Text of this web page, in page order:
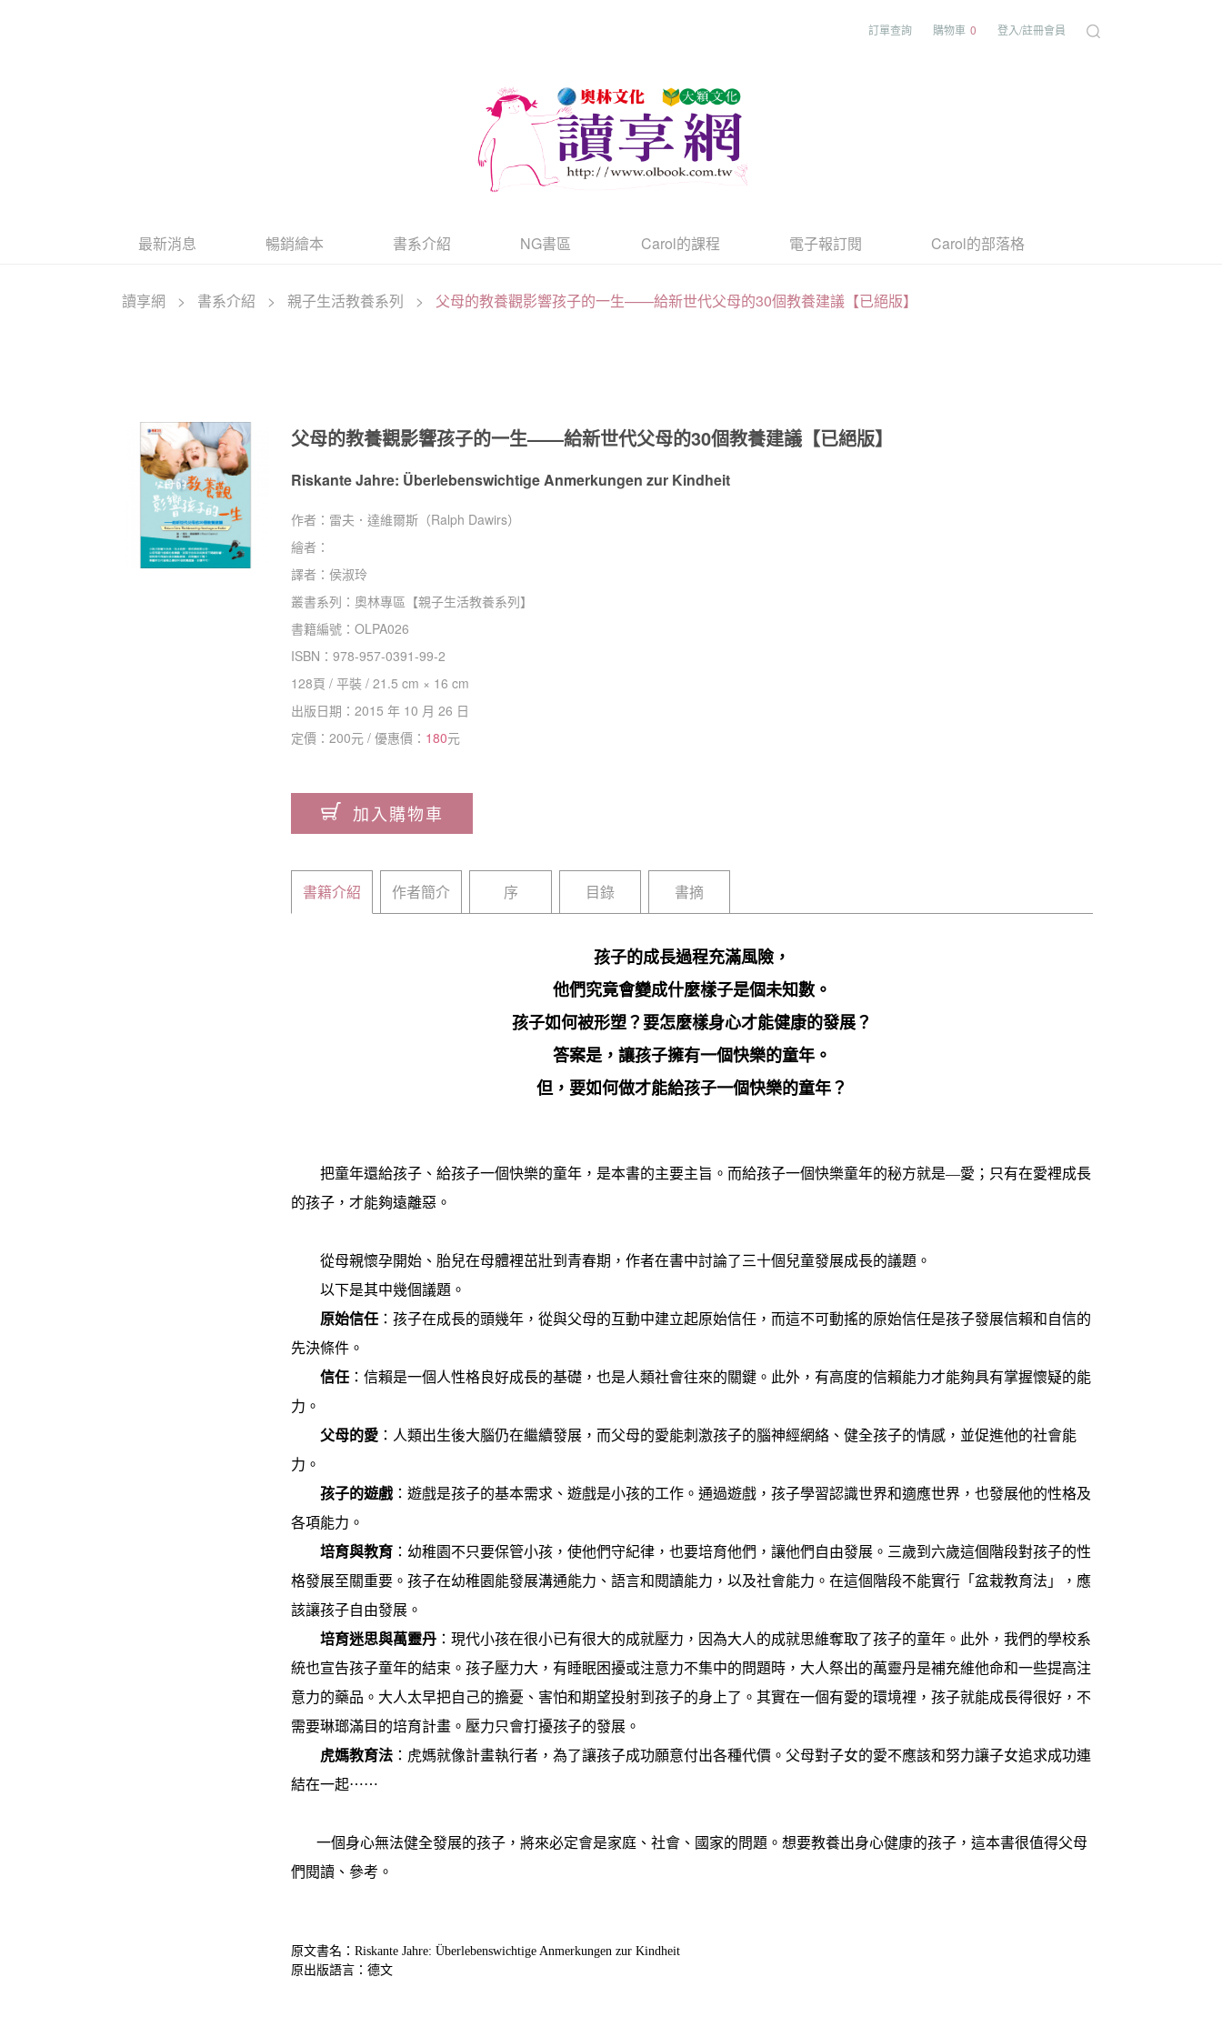
訂單查詢 購物車 0 登入/註冊會員
最新消息 暢銷繪本 書系介紹 NG書區 Carol的課程 電子報訂閱 Carol的部落格
讀享網 > 書系介紹 > 親子生活教養系列 > 父母的教養觀影響孩子的一生——給新世代父母的30個教養建議【已絕版】
父母的教養觀影響孩子的一生——給新世代父母的30個教養建議【已絕版】
Riskante Jahre: Überlebenswichtige Anmerkungen zur Kindheit
作者： 雷夫．達維爾斯（Ralph Dawirs）
繪者：
譯者：侯淑玲
叢書系列：奧林專區 【親子生活教養系列】
書籍編號：OLPA026
ISBN：978-957-0391-99-2
128頁 /平裝 /21.5 cm × 16 cm
出版日期：2015 年 10 月 26 日
定價：200元 / 優惠價： 180元
加入購物車
書籍介紹 作者簡介 序 目錄 書摘
孩子的成長過程充滿風險，
他們究竟會變成什麼樣子是個未知數。
孩子如何被形塑？要怎麼樣身心才能健康的發展？
答案是，讓孩子擁有一個快樂的童年。
但，要如何做才能給孩子一個快樂的童年？
把童年還給孩子、給孩子一個快樂的童年，是本書的主要主旨。而給孩子一個快樂童年的秘方就是—愛；只有在愛裡成長
的孩子，才能夠遠離惡。
從母親懷孕開始、胎兒在母體裡茁壯到青春期，作者在書中討論了三十個兒童發展成長的議題。
以下是其中幾個議題。
原始信任 ：孩子在成長的頭幾年，從與父母的互動中建立起原始信任，而這不可動搖的原始信任是孩子發展信賴和自信的
先決條件。
信任 ：信賴是一個人性格良好成長的基礎，也是人類社會往來的關鍵。此外，有高度的信賴能力才能夠具有掌握懷疑的能
力。
父母的愛 ：人類出生後大腦仍在繼續發展，而父母的愛能刺激孩子的腦神經網絡、健全孩子的情感，並促進他的社會能
力。
孩子的遊戲 ：遊戲是孩子的基本需求、遊戲是小孩的工作。通過遊戲，孩子學習認識世界和適應世界，也發展他的性格及
各項能力。
培育與教育 ：幼稚園不只要保管小孩，使他們守紀律，也要培育他們，讓他們自由發展。三歲到六歲這個階段對孩子的性
格發展至關重要。孩子在幼稚園能發展溝通能力、語言和閱讀能力，以及社會能力。在這個階段不能實行「盆栽教育法」，應
該讓孩子自由發展。
培育迷思與萬靈丹 ：現代小孩在很小已有很大的成就壓力，因為大人的成就思維奪取了孩子的童年。此外，我們的學校系
統也宣告孩子童年的結束。孩子壓力大，有睡眠困擾或注意力不集中的問題時，大人祭出的萬靈丹是補充維他命和一些提高注
意力的藥品。大人太早把自己的擔憂、害怕和期望投射到孩子的身上了。其實在一個有愛的環境裡，孩子就能成長得很好，不
需要琳瑯滿目的培育計畫。壓力只會打擾孩子的發展。
虎媽教育法 ：虎媽就像計畫執行者，為了讓孩子成功願意付出各種代價。父母對子女的愛不應該和努力讓子女追求成功連
結在一起⋯⋯
一個身心無法健全發展的孩子，將來必定會是家庭、社會、國家的問題。想要教養出身心健康的孩子，這本書很值得父母
們閱讀、參考。
原文書名：Riskante Jahre: Überlebenswichtige Anmerkungen zur Kindheit
原出版語言：德文